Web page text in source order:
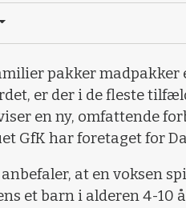
pakker
er der i de fleste
en ny, omfattende
GfK har foretaget for
at en voksen
et barn i alderen 4-10